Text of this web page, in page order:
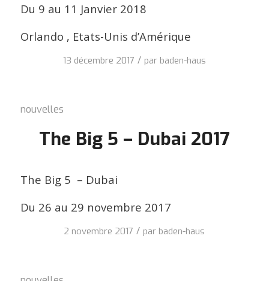
Du 9 au 11 Janvier 2018
Orlando , Etats-Unis d’Amérique
13 décembre 2017 / par baden-haus
nouvelles
The Big 5 – Dubai 2017
The Big 5 – Dubai
Du 26 au 29 novembre 2017
2 novembre 2017 / par baden-haus